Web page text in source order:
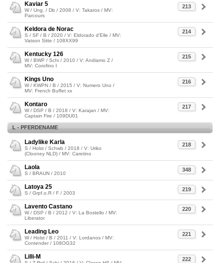
213
Kaviar 5
W / Ung. / Db / 2008 / V: Takaros / MV:
Parcours
214
Keldora de Norac
S / SF / B / 2020 / V: Eldorado d'Elle / MV:
Vatson Sitte / 108XX99
215
Kentucky 126
W / BWP / Schi / 2010 / V: Andiamo Z /
MV: Corofino I
216
Kings Uno
W / KWPN / B / 2015 / V: Numero Uno /
MV: French Buffet xx
217
Kontaro
W / DSP / B / 2018 / V: Karajan / MV:
Captain Fire / 109DU01
L - PFERDENAME
218
Ladylike Karla
S / Holst / Schwb / 2018 / V: Uriko
(Clooney NLD) / MV: Caretino
348
Laola
S / BRAUN / 2010
219
Latoya 25
S / Grpf.o.R / F / 2003
220
Lavento Castano
W / DSP / B / 2012 / V: La Bostello / MV:
Liberator
221
Leading Leo
W / Holst / B / 2011 / V: Lordanos / MV:
Contender / 108OG32
222
Lilli-M